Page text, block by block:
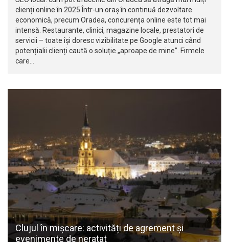
clienți online în 2025 Într-un oraș în continuă dezvoltare
economică, precum Oradea, concurența online este tot mai
intensă. Restaurante, clinici, magazine locale, prestatori de
servicii – toate își doresc vizibilitate pe Google atunci când
potențialii clienți caută o soluție „aproape de mine”. Firmele
care…
Clujul în mișcare: activități de agrement și
evenimente de neratat